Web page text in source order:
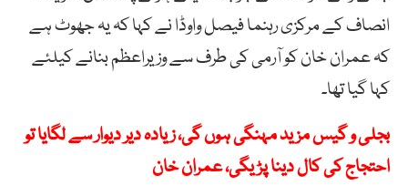
انصاف کے مرکزی رہنما فیصل واوڈا نے کہا کہ یہ جھوٹ ہے
کہ عمران خان کو آرمی کی طرف سے وزیراعظم بنانے کیلئے
کہا گیا تھا۔
بجلی و گیس مزید مہنگی ہوں گی، زیادہ دیر دیوار سے لگایا تو
احتجاج کی کال دینا پڑیگی، عمران خان